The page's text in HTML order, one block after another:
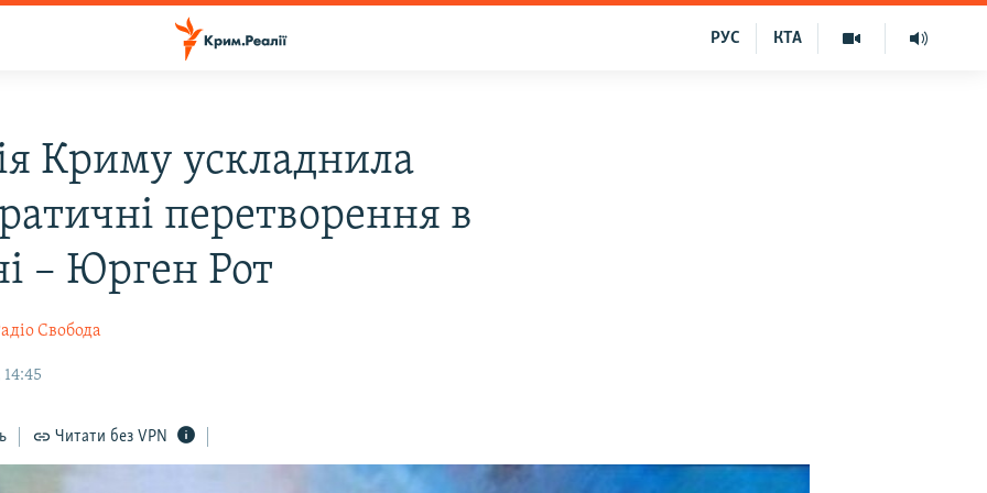
КТА
РУС
Криму ускладнила
перетворення в
– Юрген Рот
Свобода
Читати без VPN